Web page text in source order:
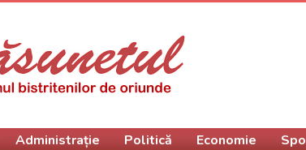
Administrație Politică Economie